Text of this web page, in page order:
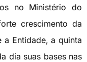
no Ministério do
crescimento da
a Entidade, a quinta
dia suas bases nas